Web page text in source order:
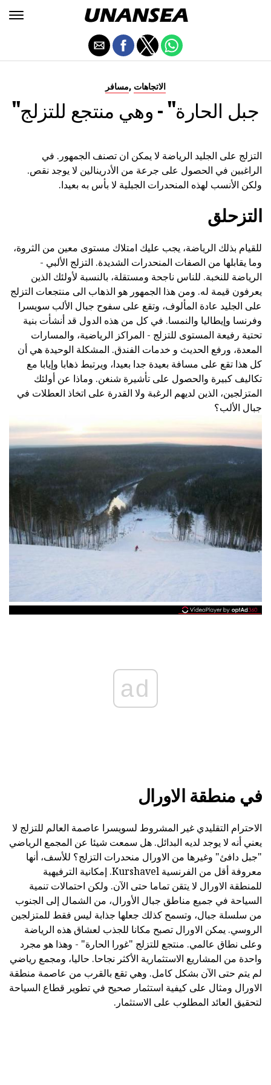
مسافر, الاتجاهات
"جبل الحارة" - وهي منتجع للتزلج
التزلج على الجليد الرياضة لا يمكن ان تصنف الجمهور. في
الراغبين في الحصول على جرعة من الأدرينالين لا يوجد نقص.
ولكن الأنسب لهذه المنحدرات الجبلية لا بأس به بعيدا.
التزحلق
للقيام بذلك الرياضة، يجب عليك امتلاك مستوى معين من الثروة،
وما يقابلها من الصفات المنحدرات الشديدة. التزلج الألبي -
الرياضة للنخبة. للناس ناجحة ومستقلة، بالنسبة لأولئك الذين
يعرفون قيمة له. ومن هذا الجمهور هو الذهاب الى منتجعات التزلج
على الجليد عادة المألوف، وتقع على سفوح جبال الألب سويسرا
وفرنسا وإيطاليا والنمسا. في كل من هذه الدول قد أنشأت بنية
تحتية رفيعة المستوى للتزلج - المراكز الرياضية، والمسارات
المعدة، ورفع الحديث و خدمات الفندق. المشكلة الوحيدة هي أن
كل هذا تقع على مسافة بعيدة جدا بعيدا، ويرتبط ذهابا وإيابا مع
تكاليف كبيرة والحصول على تأشيرة شنغن. وماذا عن أولئك
المتزلجين، الذين لديهم الرغبة ولا القدرة على اتخاذ العطلات في
جبال الألب؟
ad
في منطقة الاورال
الاحترام التقليدي غير المشروط لسويسرا عاصمة العالم للتزلج لا
يعني أنه لا يوجد لديه البدائل. هل سمعت شيئا عن المجمع الرياضي
"جبل دافئ" وغيرها من الاورال منحدرات التزلج؟ للأسف، أنها
معروفة أقل من الفرنسية Kurshavel. إمكانية الترفيهية
للمنطقة الاورال لا يتقن تماما حتى الآن. ولكن احتمالات تنمية
السياحة في جميع مناطق جبال الأورال، من الشمال إلى الجنوب
من سلسلة جبال، وتسمح كذلك جعلها جذابة ليس فقط للمتزلجين
الروسي. يمكن الاورال تصبح مكانا للجذب لعشاق هذه الرياضة
وعلى نطاق عالمي. منتجع للتزلج "غورا الحارة" - وهذا هو مجرد
واحدة من المشاريع الاستثمارية الأكثر نجاحا. حاليا، ومجمع رياضي
لم يتم حتى الآن بشكل كامل. وهي تقع بالقرب من عاصمة منطقة
الاورال ومثال على كيفية استثمار صحيح في تطوير قطاع السياحة
لتحقيق العائد المطلوب على الاستثمار.